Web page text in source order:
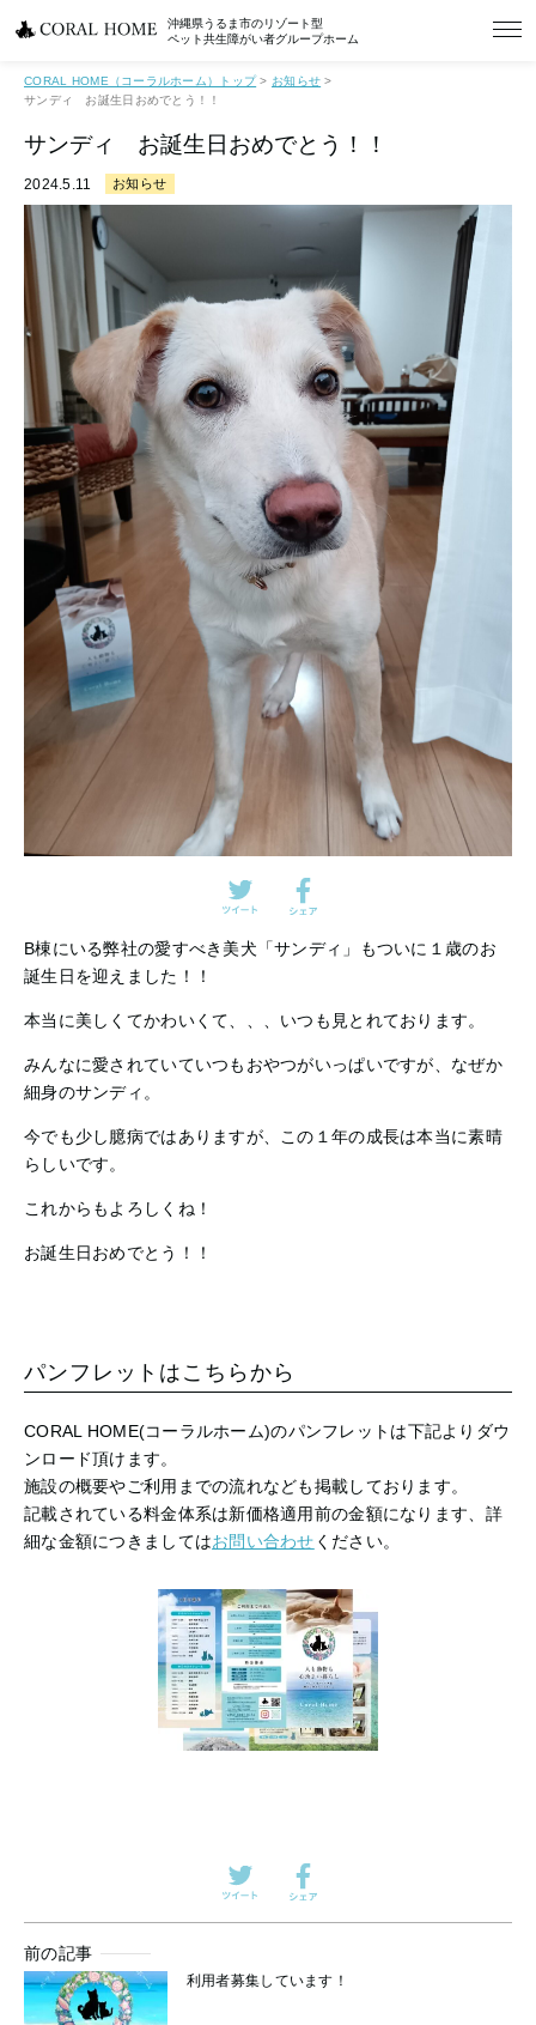
沖縄県うるま市のリゾート型
ペット共生障がい者グループホーム
CORAL HOME（コーラルホーム）トップ> お知らせ >
サンディ お誕生日おめでとう！！
サンディ お誕生日おめでとう！！
2024.5.11 お知らせ
B棟にいる弊社の愛すべき美犬「サンディ」もついに１歳のお
誕生日を迎えました！！
本当に美しくてかわいくて、、、いつも見とれております。
みんなに愛されていていつもおやつがいっぱいですが、なぜか
細身のサンディ。
今でも少し臆病ではありますが、この１年の成長は本当に素晴
らしいです。
これからもよろしくね！
お誕生日おめでとう！！
パンフレットはこちらから
CORAL HOME(コーラルホーム)のパンフレットは下記よりダウ
ンロード頂けます。
施設の概要やご利用までの流れなども掲載しております。
記載されている料金体系は新価格適用前の金額になります、詳
細な金額につきましてはお問い合わせ ください。
前の記事
利用者募集しています！